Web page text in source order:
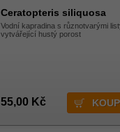
Ceratopteris siliquosa
Vodní kapradina s různotvarými
vytvářející hustý porost
55,00 Kč